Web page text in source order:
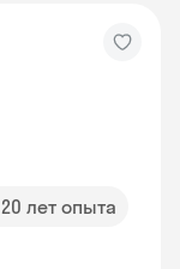
20 лет опыта